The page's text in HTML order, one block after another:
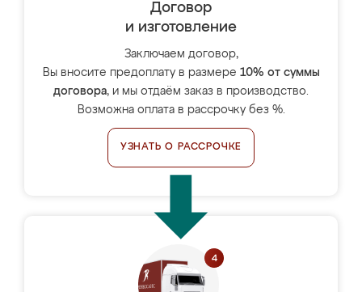
Договор
и изготовление
Заключаем договор,
Вы вносите предоплату в размере 10% от суммы
договора, и мы отдаём заказ в производство.
Возможна оплата в рассрочку без %.
УЗНАТЬ О РАССРОЧКЕ